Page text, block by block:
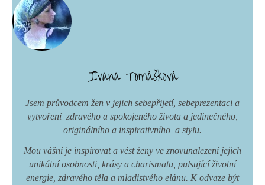
Ivana Tomášková
Jsem průvodcem žen v jejich sebepřijetí, sebeprezentaci a
vytvoření zdravého a spokojeného života a jedinečného,
originálního a inspirativního a stylu.
Mou vášní je inspirovat a vést ženy ve znovunalezení jejich
unikátní osobnosti, krásy a charismatu, pulsující životní
energie, zdravého těla a mladistvého elánu. K odvaze být